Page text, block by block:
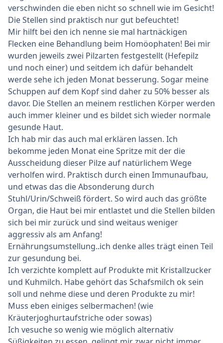
verschwinden die eben nicht so schnell wie im Gesicht!
Die Stellen sind praktisch nur gut befeuchtet!
Mir hilft bei den ich nenne sie mal hartnäckigen
Flecken eine Behandlung beim Homöophaten! Bei mir
wurden jeweils zwei Pilzarten festgestellt (Hefepilz
und noch einer) und seitdem ich dafür behandelt
werde sehe ich jeden Monat besserung. Sogar meine
Schuppen auf dem Kopf sind daher zu 50% besser als
davor. Die Stellen an meinem restlichen Körper werden
auch immer kleiner und es bildet sich wieder normale
gesunde Haut.
Ich hab mir das auch mal erklären lassen. Ich
bekomme jeden Monat eine Spritze mit der die
Ausscheidung dieser Pilze auf natürlichem Wege
verholfen wird. Praktisch durch einen Immunaufbau,
und etwas das die Absonderung durch
Stuhl/Urin/Schweiß fördert. So wird auch das größte
Organ, die Haut bei mir entlastet und die Stellen bilden
sich bei mir zurück und sind weitaus weniger
aggressiv als am Anfang!
Ernährungsumstellung..ich denke alles trägt einen Teil
zur gesundung bei.
Ich verzichte komplett auf Produkte mit Kristallzucker
und Kuhmilch. Habe gehört das Schafsmilch ok sein
soll und nehme diese und deren Produkte zu mir!
Muss eben einiges selbermachen! (wie
Kräuterjoghurtaufstriche oder sowas)
Ich vesuche so wenig wie möglich alternativ